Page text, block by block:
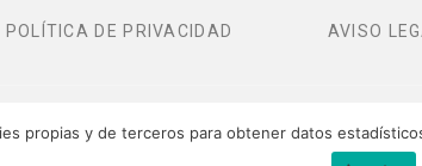
POLÍTICA DE PRIVACIDAD AVISO
propias y de terceros para obtener datos